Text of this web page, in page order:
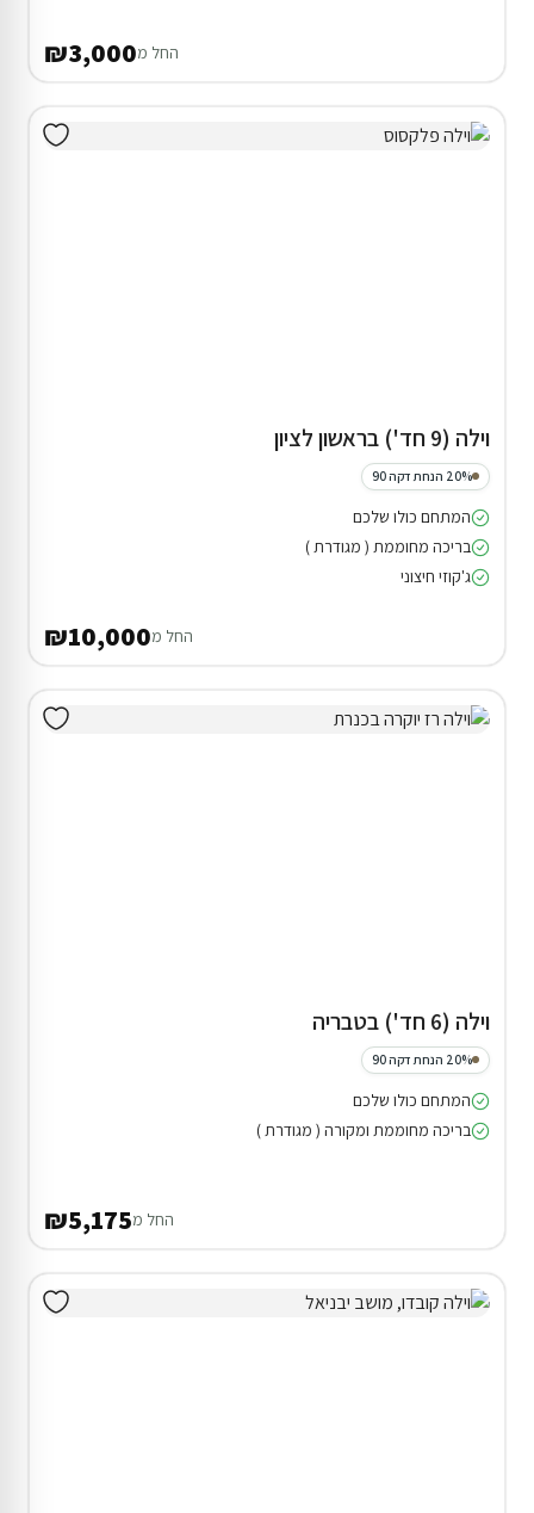
החל מ₪3,000
וילה (9 חד') בראשון לציון
20% הנחת דקה 90
המתחם כולו שלכם
בריכה מחוממת ( מגודרת )
ג'קוזי חיצוני
החל מ₪10,000
וילה (6 חד') בטבריה
20% הנחת דקה 90
המתחם כולו שלכם
בריכה מחוממת ומקורה ( מגודרת )
החל מ₪5,175